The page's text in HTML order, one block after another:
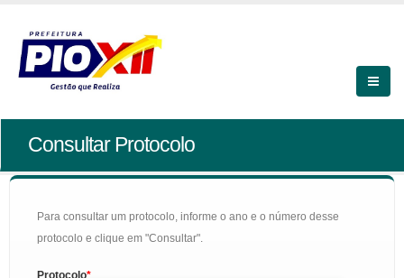
Consultar Protocolo
Para consultar um protocolo, informe o ano e o número desse
protocolo e clique em "Consultar".
Protocolo